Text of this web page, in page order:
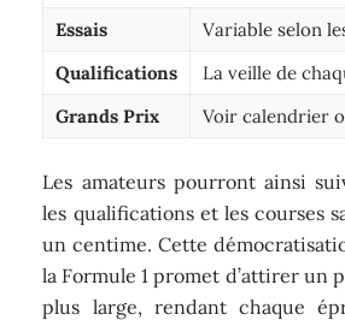
Essais
Variable selon
Qualifications
La veille de
Grands Prix
Voir calendrier
Les amateurs pourront ainsi
les qualifications et les courses
un centime. Cette
la Formule 1 promet d’attirer un
plus large, rendant chaque